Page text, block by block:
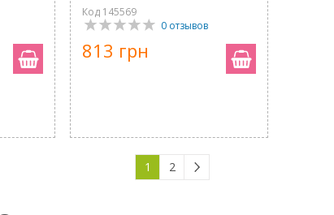
Код 145569
0 отзывов
813 грн
1 2